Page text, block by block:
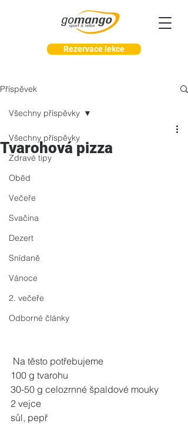
Rezervace lekce
Příspěvek
Všechny příspěvky
Zdravé tipy
Oběd
Večeře
Svačina
Dezert
Snídaně
Vánoce
2. večeře
Odborné články
Všechny příspěvky
Tvarohová pizza
Na těsto potřebujeme
100 g tvarohu
30-50 g celozrnné špaldové mouky
2 vejce
sůl, pepř